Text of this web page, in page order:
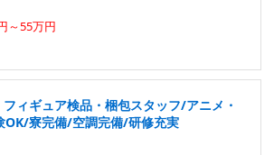
～55万円
フィギュア検品・梱包スタッフ/アニメ・
OK/寮完備/空調完備/研修充実